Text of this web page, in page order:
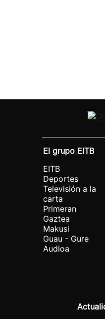
El grupo EITB
EITB
Deportes
Televisión a la
carta
Primeran
Gaztea
Makusi
Guau - Gure
Audioa